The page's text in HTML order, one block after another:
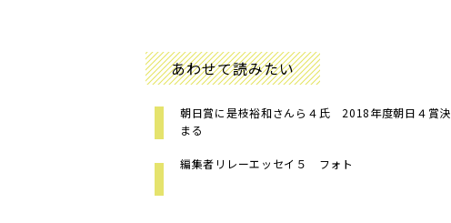
あわせて読みたい
朝日賞に是枝裕和さんら４氏 2018年度朝日４賞決
まる
編集者リレーエッセイ５ フォト